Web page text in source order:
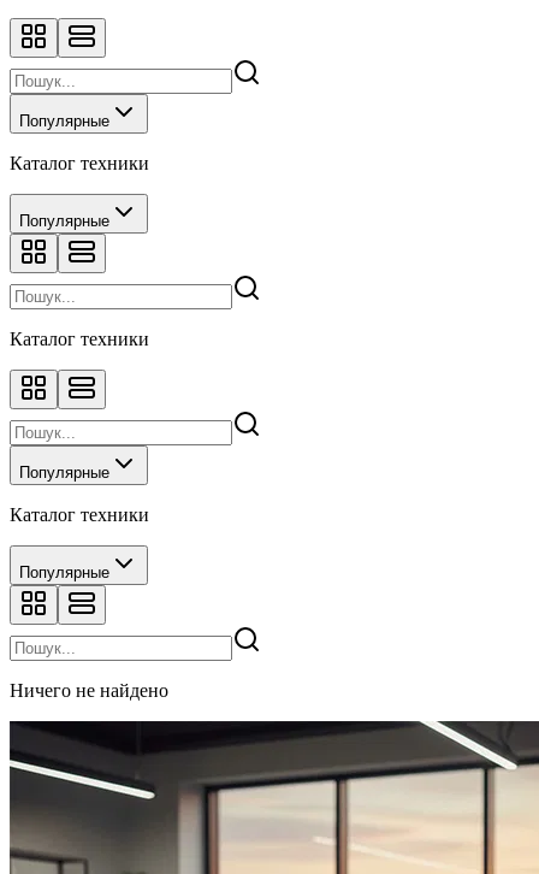
Популярные
Каталог техники
Популярные
Каталог техники
Популярные
Каталог техники
Популярные
Ничего не найдено